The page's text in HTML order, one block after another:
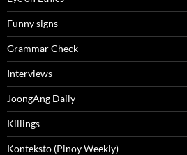
Funny signs
Grammar Check
Interviews
JoongAng Daily
Killings
Konteksto (Pinoy Weekly)